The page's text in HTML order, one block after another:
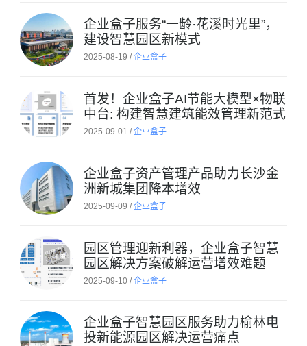
企业盒子服务“一龄·花溪时光里”，
建设智慧园区新模式
2025-08-19 /企业盒子
首发！企业盒子AI节能大模型×物联
中台: 构建智慧建筑能效管理新范式
2025-09-01 /企业盒子
企业盒子资产管理产品助力长沙金
洲新城集团降本增效
2025-09-09 /企业盒子
园区管理迎新利器，企业盒子智慧
园区解决方案破解运营增效难题
2025-09-10 /企业盒子
企业盒子智慧园区服务助力榆林电
投新能源园区解决运营痛点